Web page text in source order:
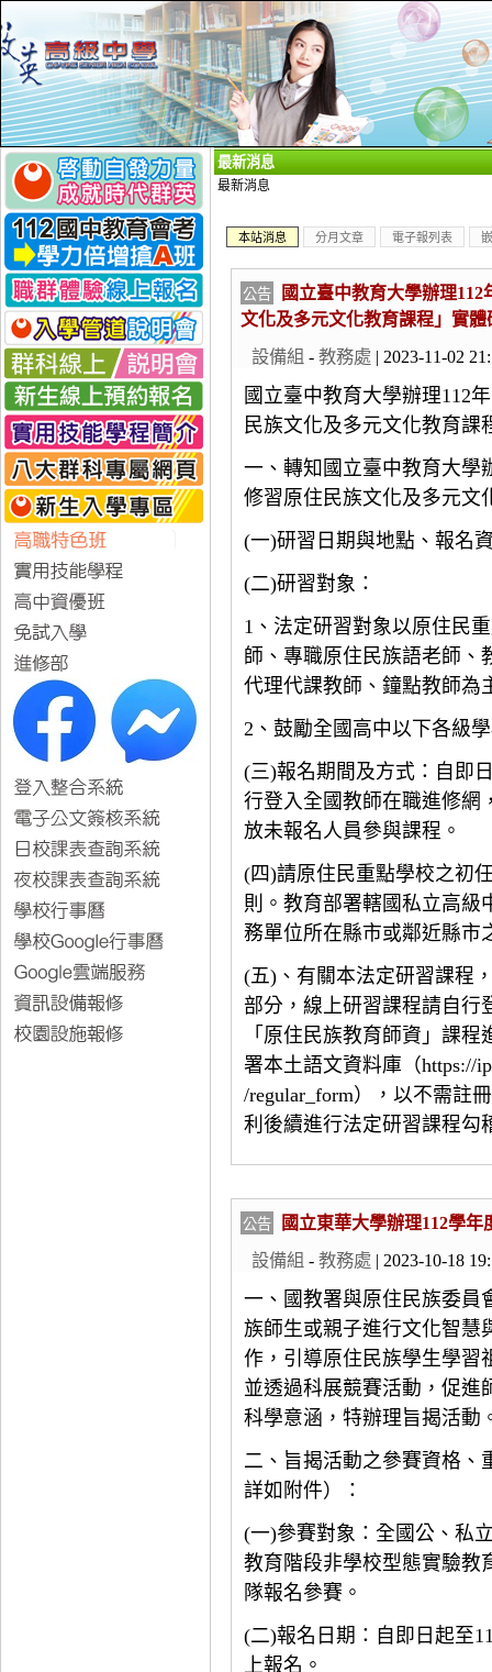
最新消息
最新消息
本站消息 分月文章 電子報列表
公告
國立臺中教育大學辦理
文化及多元文化教育課程」實
設備組 - 教務處 | 2023-11-02
國立臺中教育大學辦理112
民族文化及多元文化教育課
一、轉知國立臺中教育大學
修習原住民族文化及多元文
(一)研習日期與地點、報名
(二)研習對象：
1 、法定研習對象以原住民
師、專職原住民族語老師、
代理代課教師、鐘點教師為
2 、鼓勵全國高中以下各級
(三)報名期間及方式：自即
行登入全國教師在職進修網
放未報名人員參與課程。
(四)請原住民重點學校之初
則。教育部署轄國私立高級
務單位所在縣市或鄰近縣市
(五) 、有關本法定研習課程
部分，線上研習課程請自行
「原住民族教育師資」課
署本土語文資料庫（https://
/regular_form），以不需註
利後續進行法定研習課程勾
公告 國立東華大學辦理112學
設備組 - 教務處 | 2023-10-18
一、國教署與原住民族委員
族師生或親子進行文化智慧
作，引導原住民族學生學習
並透過科展競賽活動，促進
科學意涵，特辦理旨揭活動
二、旨揭活動之參賽資格、
詳如附件）：
(一)參賽對象：全國公、私
教育階段非學校型態實驗教
隊報名參賽。
(二)報名日期：自即日起至
上報名。